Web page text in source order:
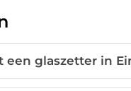
een glaszetter in